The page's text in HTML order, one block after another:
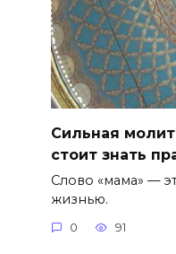
Сильная
стоит знать
Слово «мама» —
жизнью.
0 91